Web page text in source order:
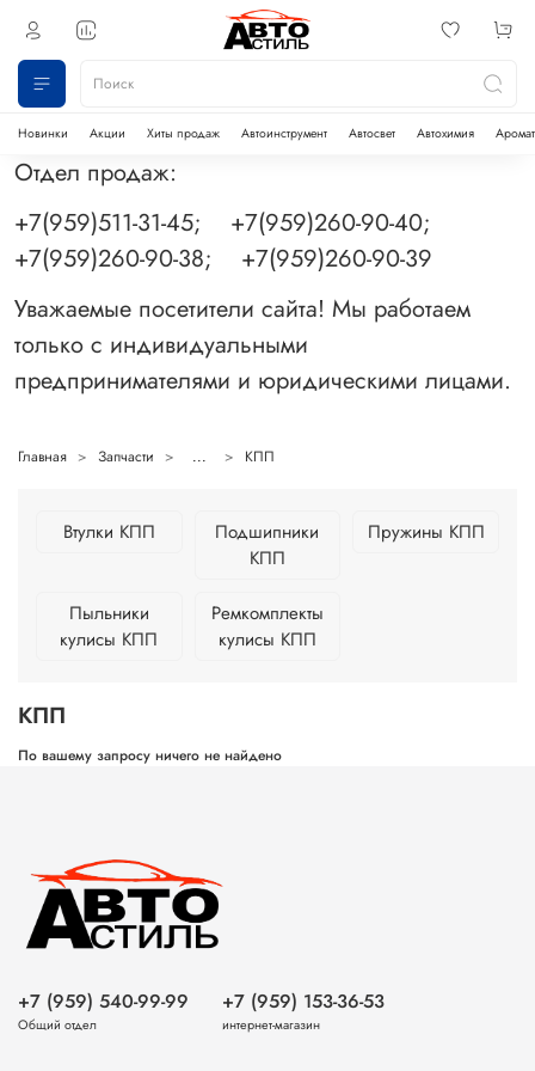
Новинки Акции Хиты продаж Автоинструмент Автосвет Автохимия
Отдел продаж:
+7(959)511-31-45; +7(959)260-90-40;
+7(959)260-90-38; +7(959)260-90-39
Уважаемые посетители сайта! Мы работаем
только с индивидуальными
предпринимателями и юридическими лицами.
Главная Запчасти ... КПП
Втулки КПП
Подшипники
КПП
Пружины КПП
Пыльники
кулисы КПП
Ремкомплекты
кулисы КПП
КПП
По вашему запросу ничего не найдено
+7 (959) 540-99-99
Общий отдел
+7 (959) 153-36-53
интернет-магазин